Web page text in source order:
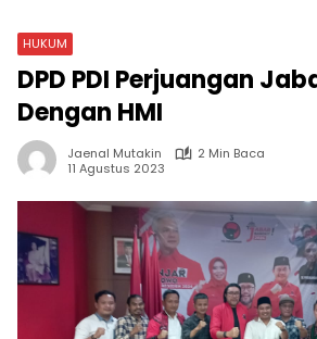
HUKUM
DPD PDI Perjuangan
Dengan HMI
Jaenal Mutakin
2 Min Baca
11 Agustus 2023